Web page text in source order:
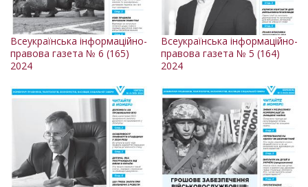
Всеукраїнська інформаційно-
правова газета № 6 (165)
2024
Всеукраїнська інформаційно-
правова газета № 5 (164)
2024